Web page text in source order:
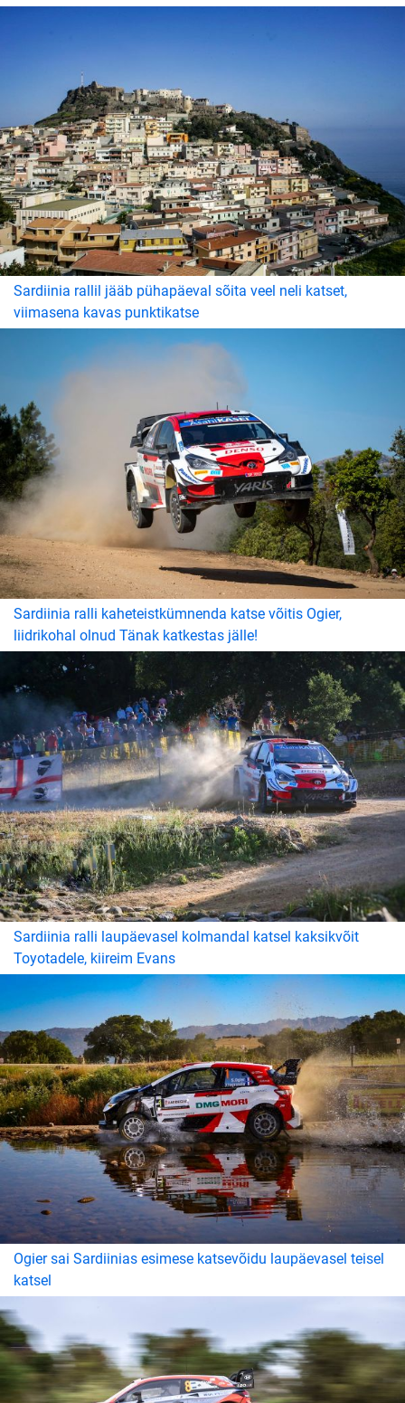
Sardiinia rallil jääb pühapäeval sõita veel neli katset,
viimasena kavas punktikatse
Sardiinia ralli kaheteistkümnenda katse võitis Ogier,
liidrikohal olnud Tänak katkestas jälle!
Sardiinia ralli laupäevasel kolmandal katsel kaksikvõit
Toyotadele, kiireim Evans
Ogier sai Sardiinias esimese katsevõidu laupäevasel teisel
katsel